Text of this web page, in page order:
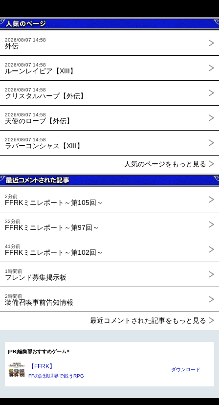
2026/08/07 14:58
外伝
2026/08/07 14:58
ルーンレイピア【XIII】
2026/08/07 14:58
クリスタルハープ【外伝】
2026/08/07 14:58
天使のローブ【外伝】
2026/08/07 14:58
ラバーコンシャス【XIII】
人気のページをもっと見る
2分前
FFRKミニレポート～第105回～
32分前
FFRKミニレポート～第97回～
41分前
FFRKミニレポート～第102回～
1時間前
フレンド募集掲示板
2時間前
装備召喚事前告知情報
最近コメントされた記事をもっと見る
[PR]編集部おすすめゲーム!!
【FFRK】
FFの記憶世界で戦うRPG
ダウンロード